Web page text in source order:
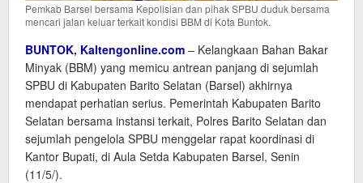
Pemkab Barsel bersama Kepolisian dan pihak SPBU duduk bersama
mencari jalan keluar terkait kondisi BBM di Kota Buntok.
BUNTOK, Kaltengonline.com – Kelangkaan Bahan Bakar
Minyak (BBM) yang memicu antrean panjang di sejumlah
SPBU di Kabupaten Barito Selatan (Barsel) akhirnya
mendapat perhatian serius. Pemerintah Kabupaten Barito
Selatan bersama instansi terkait, Polres Barito Selatan dan
sejumlah pengelola SPBU menggelar rapat koordinasi di
Kantor Bupati, di Aula Setda Kabupaten Barsel, Senin
(11/5/).